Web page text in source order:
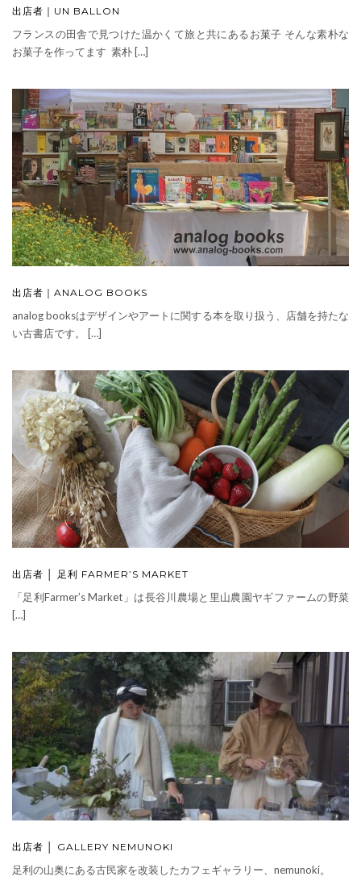
出店者｜UN BALLON
フランスの田舎で見つけた温かくて旅と共にあるお菓子 そんな素朴な
お菓子を作ってます 素朴 […]
出店者｜ANALOG BOOKS
analog booksはデザインやアートに関する本を取り扱う、店舗を持たな
い古書店です。 […]
出店者 │ 足利 FARMER’S MARKET
「足利Farmer’s Market」は長谷川農場と里山農園ヤギファームの野菜
[…]
出店者 │ GALLERY NEMUNOKI
足利の山奥にある古民家を改装したカフェギャラリー、nemunoki。